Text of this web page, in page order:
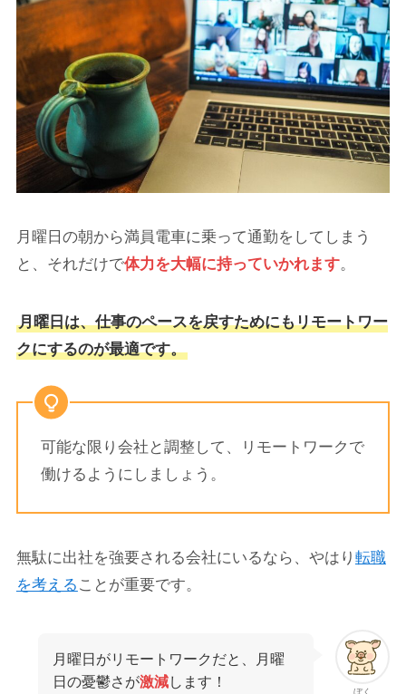
月曜日の朝から満員電車に乗って通勤をしてしまう
と、それだけで体力を大幅に持っていかれます。
月曜日は、仕事のペースを戻すためにもリモートワー
クにするのが最適です。
可能な限り会社と調整して、リモートワークで
働けるようにしましょう。
無駄に出社を強要される会社にいるなら、やはり 転職
を考える ことが重要です。
ぼく
月曜日がリモートワークだと、月曜
日の憂鬱さが激減します！